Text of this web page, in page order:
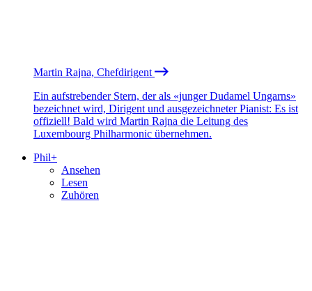
Martin Rajna, Chefdirigent
Ein aufstrebender Stern, der als «junger Dudamel Ungarns»
bezeichnet wird, Dirigent und ausgezeichneter Pianist: Es ist
offiziell! Bald wird Martin Rajna die Leitung des
Luxembourg Philharmonic übernehmen.
Phil+
Ansehen
Lesen
Zuhören